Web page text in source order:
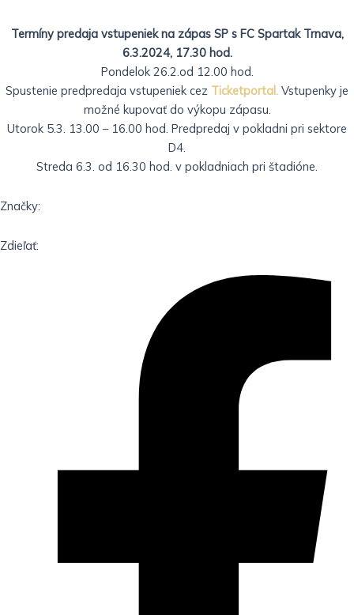
Termíny predaja vstupeniek na zápas SP s FC Spartak Trnava,
6.3.2024, 17.30 hod.
Pondelok 26.2.od 12.00 hod.
Spustenie predpredaja vstupeniek cez Ticketportal. Vstupenky je
možné kupovať do výkopu zápasu.
Utorok 5.3. 13.00 – 16.00 hod. Predpredaj v pokladni pri sektore
D4.
Streda 6.3. od 16.30 hod. v pokladniach pri štadióne.
Značky:
Zdieľať: